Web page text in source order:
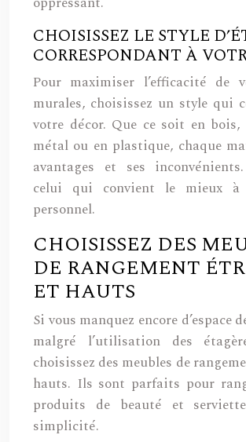
CHOISISSEZ LE STYLE
CORRESPONDANT À
Pour maximiser l’efficacité de
murales, choisissez un style qui
votre décor. Que ce soit en bois,
métal ou en plastique, chaque
avantages et ses
celui qui convient le mieux à
personnel.
CHOISISSEZ DES
DE RANGEMENT
ET HAUTS
Si vous manquez encore d’espace
malgré l’utilisation des
choisissez des meubles de
hauts. Ils sont parfaits pour
produits de beauté et
simplicité.